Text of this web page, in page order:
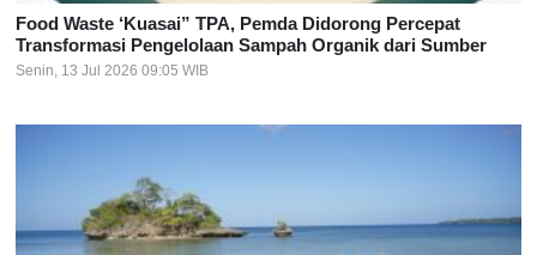
Food Waste ‘Kuasai” TPA, Pemda Didorong Percepat
Transformasi Pengelolaan Sampah Organik dari Sumber
Senin, 13 Jul 2026 09:05 WIB